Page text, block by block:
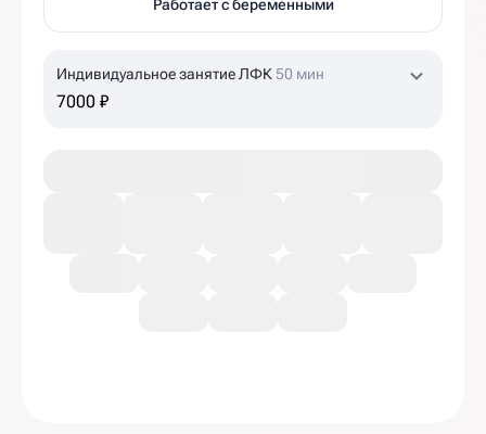
Работает с беременными
Индивидуальное занятие ЛФК 50 мин
7000 ₽